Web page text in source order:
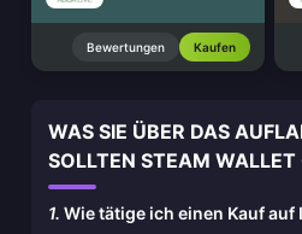
Bewertungen Kaufen
WAS SIE ÜBER DAS
SOLLTEN STEAM
1. Wie tätige ich einen Kauf